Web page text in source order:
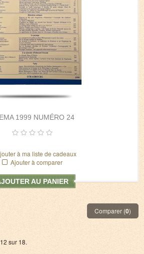
1999 NUMÉRO 24
à ma liste de cadeaux
Ajouter à comparer
AU PANIER
sur 18.
Comparer (0)